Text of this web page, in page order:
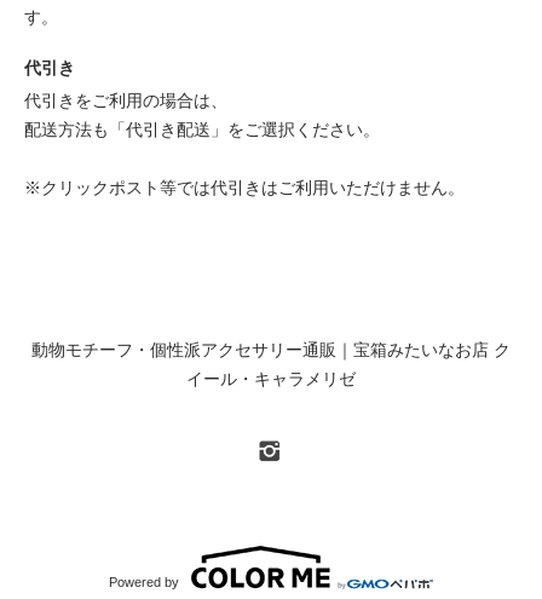
す。
代引き
代引きをご利用の場合は、
配送方法も「代引き配送」をご選択ください。
※クリックポスト等では代引きはご利用いただけません。
動物モチーフ・個性派アクセサリー通販｜宝箱みたいなお店 ク
イール・キャラメリゼ
Powered by